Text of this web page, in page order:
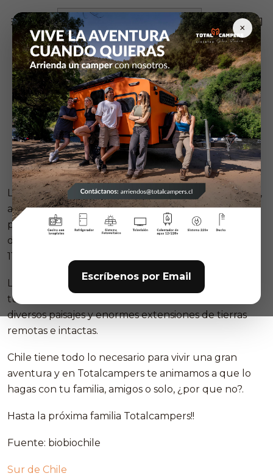
×
Escríbenos por Email
Inicio
Post
Chile entre los 10 países más lindos del mundo
PUBLICADO EL 29/9/2024
Chile entre los 10
países más lindos del
mundo
Post
La reconocida guía turística británica Rough Guides,
actualizo este mes de noviembre su ranking de los
países mas bonitos del mundo para visitar, donde
destaca nuevamente Chile en el lugar numero
11 entre otros 20 países.
La lista fue elaborada en base a votaciones de
turistas de todo el mundo y Chile destaca por sus
diversos paisajes y enormes extensiones de tierras
remotas e intactas.
Chile tiene todo lo necesario para vivir una gran
aventura y en Totalcampers te animamos a que lo
hagas con tu familia, amigos o solo, ¿por que no?.
Hasta la próxima familia Totalcampers!!
Fuente: biobiochile
Sur de Chile